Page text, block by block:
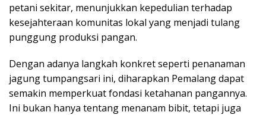
petani sekitar, menunjukkan kepedulian terhadap
kesejahteraan komunitas lokal yang menjadi tulang
punggung produksi pangan.
Dengan adanya langkah konkret seperti penanaman
jagung tumpangsari ini, diharapkan Pemalang dapat
semakin memperkuat fondasi ketahanan pangannya.
Ini bukan hanya tentang menanam bibit, tetapi juga